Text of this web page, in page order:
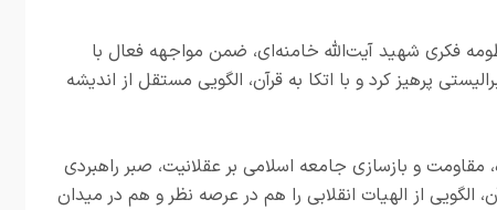
فکری شهید آیت‌الله خامنه‌ای، ضمن مواجهه فعال با
پرهیز کرد و با اتکا به قرآن، الگویی مستقل از اندیشه
مقاومت و بازسازی جامعه اسلامی بر عقلانیت، صبر راهبردی
الگویی از الهیات انقلابی را هم در عرصه نظر و هم در میدان